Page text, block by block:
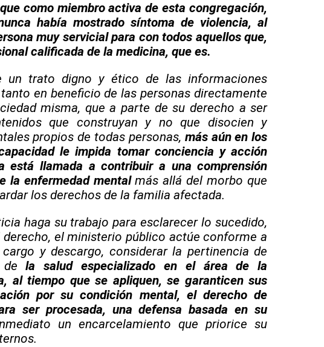
como miembro activa de esta congregación,
había mostrado síntoma de violencia, al
muy servicial para con todos aquellos que,
calificada de la medicina, que es.
un trato digno y ético de las informaciones
en beneficio de las personas directamente
misma, que a parte de su derecho a ser
que construyan y no que disocien y
propios de todas personas, más aún en los
le impida tomar conciencia y acción
está llamada a contribuir a una comprensión
la enfermedad mentalmás allá del morbo que
los derechos de la familia afectada.
haga su trabajo para esclarecer lo sucedido,
el ministerio público actúe conforme a
y descargo, considerar la pertinencia de
dela salud especializado en el área de la
al tiempo que se apliquen, se garanticen sus
por su condición mental, el derecho de
ser procesada, una defensa basada en su
un encarcelamiento que priorice su